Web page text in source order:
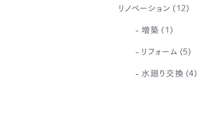
リノベーション (12)
増築 (1)
リフォーム (5)
水廻り交換 (4)